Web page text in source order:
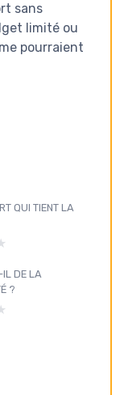
sans
limité ou
pourraient
QUI TIENT LA
IL DE LA
?